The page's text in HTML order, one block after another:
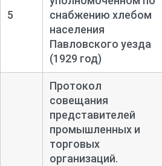
5
снабжению хлебом
населения
Павловского уезда
(1929 год)
Протокол
совещания
представителей
промышленных и
торговых
организаций.